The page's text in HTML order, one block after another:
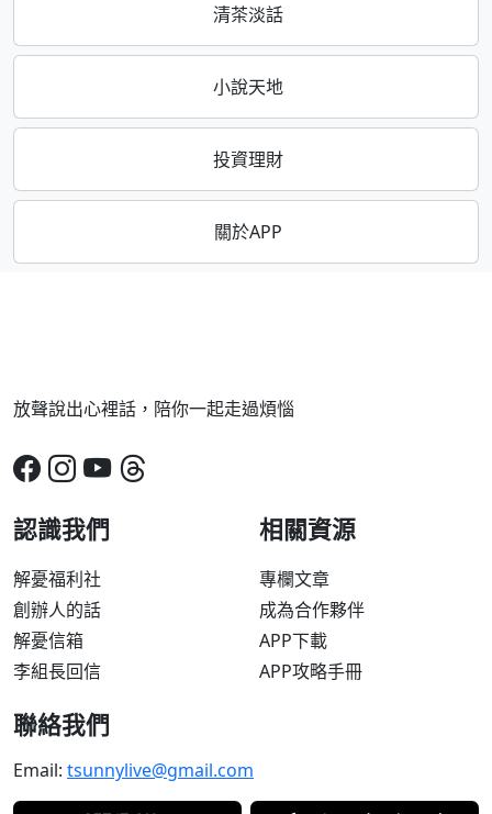
清茶淡話
小說天地
投資理財
關於APP
放聲說出心裡話，陪你一起走過煩惱
認識我們
解憂福利社
創辦人的話
解憂信箱
李組長回信
相關資源
專欄文章
成為合作夥伴
APP下載
APP攻略手冊
聯絡我們
Email: tsunnylive@gmail.com